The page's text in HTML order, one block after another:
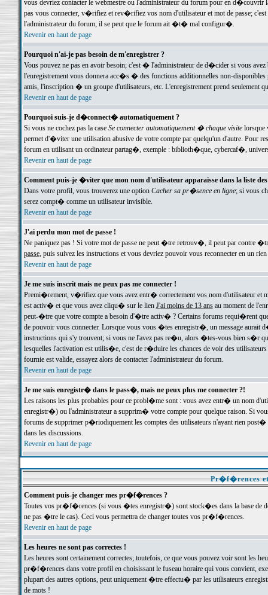
vous devriez contacter le webmestre ou l'administrateur du forum pour en
pas vous connecter, v�rifiez et rev�rifiez vos nom d'utilisateur et mot de passe;
l'administrateur du forum; il se peut que le forum ait �t� mal configur�.
Revenir en haut de page
Pourquoi n'ai-je pas besoin de m'enregistrer ?
Vous pouvez ne pas en avoir besoin; c'est � l'administrateur de d�cider si vous
l'enregistrement vous donnera acc�s � des fonctions additionnelles non-
amis, l'inscription � un groupe d'utilisateurs, etc. L'enregistrement prend seulement
Revenir en haut de page
Pourquoi suis-je d�connect� automatiquement ?
Si vous ne cochez pas la case Se connecter automatiquement � chaque visitelorsque
permet d'�viter une utilisation abusive de votre compte par quelqu'un d'autre. Pour
forum en utilisant un ordinateur partag�, exemple : biblioth�que, cybercaf�,
Revenir en haut de page
Comment puis-je �viter que mon nom d'utilisateur apparaisse dans la liste
Dans votre profil, vous trouverez une option Cacher sa pr�sence en ligne; si vous
serez compt� comme un utilisateur invisible.
Revenir en haut de page
J'ai perdu mon mot de passe !
Ne paniquez pas ! Si votre mot de passe ne peut �tre retrouv�, il peut par contre
passe, puis suivez les instructions et vous devriez pouvoir vous reconnecter en un rien
Revenir en haut de page
Je me suis inscrit mais ne peux pas me connecter !
Premi�rement, v�rifiez que vous avez entr� correctement vos nom d'utilisateur
est activ� et que vous avez cliqu� sur le lien J'ai moins de 13 ansau moment de
peut-�tre que votre compte a besoin d'�tre activ� ? Certains forums requi�rent
de pouvoir vous connecter. Lorsque vous vous �tes enregistr�, un message aurait
instructions qui s'y trouvent; si vous ne l'avez pas re�u, alors �tes-vous bien s�r
lesquelles l'activation est utilis�e, c'est de r�duire les chances de voir des
fournie est valide, essayez alors de contacter l'administrateur du forum.
Revenir en haut de page
Je me suis enregistr� dans le pass�, mais ne peux plus me connecter ?!
Les raisons les plus probables pour ce probl�me sont : vous avez entr� un nom
enregistr�) ou l'administrateur a supprim� votre compte pour quelque raison. Si
forums de supprimer p�riodiquement les comptes des utilisateurs n'ayant rien
dans les discussions.
Revenir en haut de page
Pr�f�rences
Comment puis-je changer mes pr�f�rences ?
Toutes vos pr�f�rences (si vous �tes enregistr�) sont stock�es dans la base de
ne pas �tre le cas). Ceci vous permettra de changer toutes vos pr�f�rences.
Revenir en haut de page
Les heures ne sont pas correctes !
Les heures sont certainement correctes; toutefois, ce que vous pouvez voir sont
pr�f�rences dans votre profil en choisissant le fuseau horaire qui vous convient,
plupart des autres options, peut uniquement �tre effectu� par les utilisateurs
de mots !